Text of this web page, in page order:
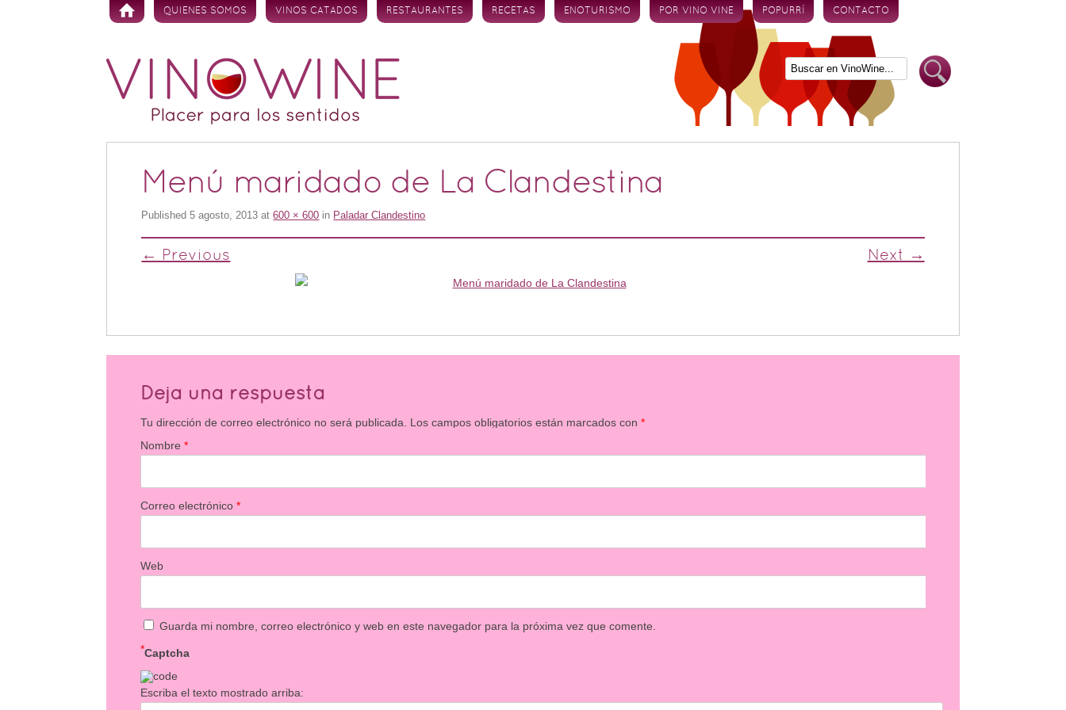
Skip to content
QUIENES SOMOS VINOS CATADOS RESTAURANTES RECETAS ENOTURISMO POR VINO VINE POPURRÍ CONTACTO
Menú maridado de La Clandestina
Published5 agosto, 2013 at600 × 600 in Paladar Clandestino
← Previous Next →
Deja una respuesta
Tu dirección de correo electrónico no será publicada. Los campos obligatorios están marcados con*
Nombre*
Correo electrónico*
Web
Guarda mi nombre, correo electrónico y web en este navegador para la próxima vez que comente.
Captcha
*
Escriba el texto mostrado arriba: